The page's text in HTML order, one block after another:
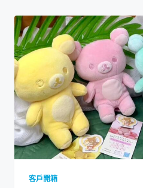
客戶開箱